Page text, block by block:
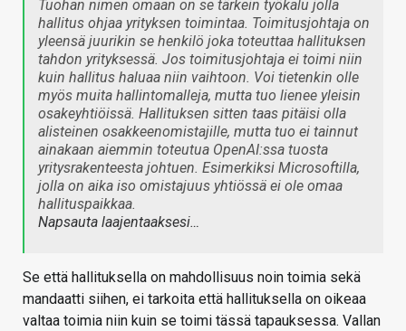
Tuohan nimen omaan on se tärkein työkalu jolla
hallitus ohjaa yrityksen toimintaa. Toimitusjohtaja on
yleensä juurikin se henkilö joka toteuttaa hallituksen
tahdon yrityksessä. Jos toimitusjohtaja ei toimi niin
kuin hallitus haluaa niin vaihtoon. Voi tietenkin olle
myös muita hallintomalleja, mutta tuo lienee yleisin
osakeyhtiöissä. Hallituksen sitten taas pitäisi olla
alisteinen osakkeenomistajille, mutta tuo ei tainnut
ainakaan aiemmin toteutua OpenAI:ssa tuosta
yritysrakenteesta johtuen. Esimerkiksi Microsoftilla,
jolla on aika iso omistajuus yhtiössä ei ole omaa
hallituspaikkaa.
Napsauta laajentaaksesi…
Se että hallituksella on mahdollisuus noin toimia sekä
mandaatti siihen, ei tarkoita että hallituksella on oikeaa
valtaa toimia niin kuin se toimi tässä tapauksessa. Vallan